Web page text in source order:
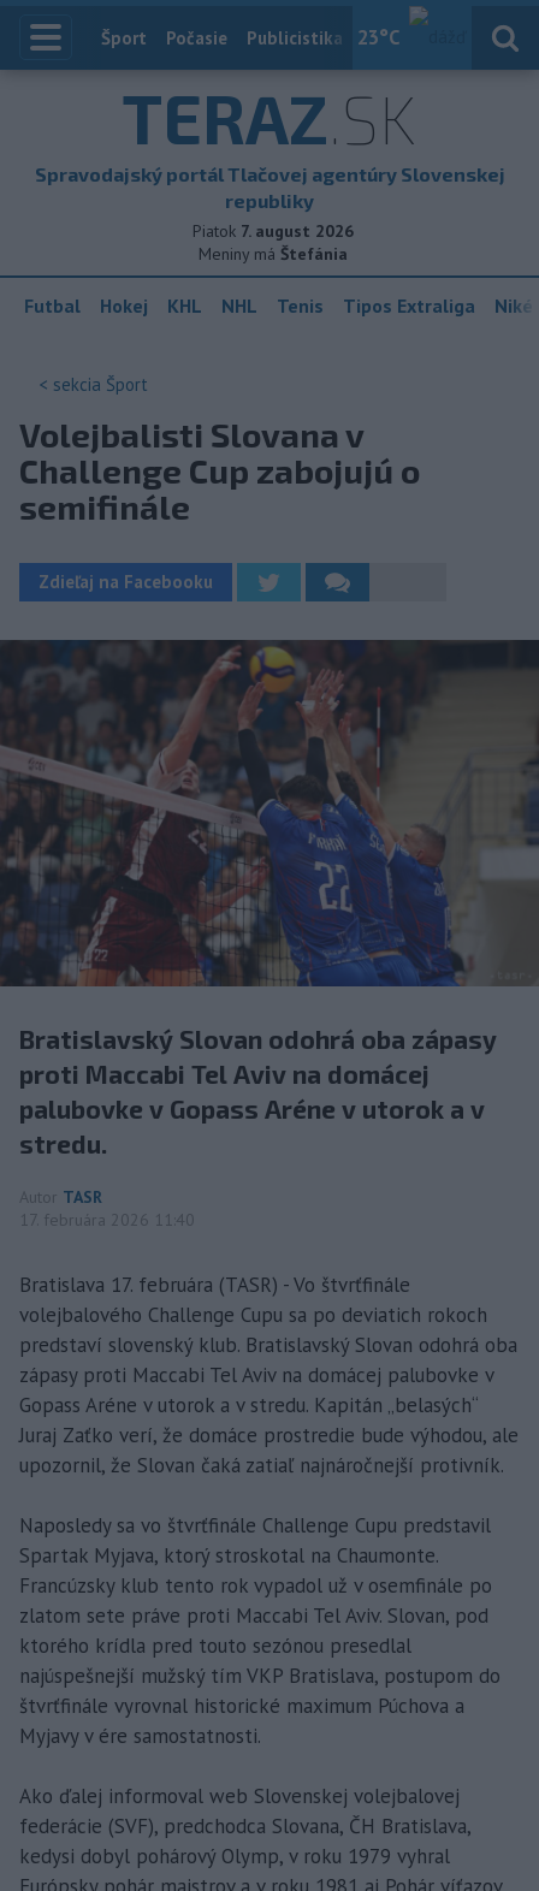
23°C
Index
Šport Počasie Publicistika Slovensko
TERAZ.SK
Spravodajský portál Tlačovej agentúry Slovenskej
republiky
Piatok 7. august 2026
Meniny má Štefánia
Futbal Hokej KHL NHL Tenis Tipos Extraliga
< sekcia Šport
Volejbalisti Slovana v
Challenge Cup zabojujú o
semifinále
Zdieľaj na Facebooku
Bratislavský Slovan odohrá oba zápasy
proti Maccabi Tel Aviv na domácej
palubovke v Gopass Aréne v utorok a v
stredu.
Autor TASR
17. februára 2026 11:40
Bratislava 17. februára (TASR) - Vo štvrťfinále
volejbalového Challenge Cupu sa po deviatich rokoch
predstaví slovenský klub. Bratislavský Slovan odohrá oba
zápasy proti Maccabi Tel Aviv na domácej palubovke v
Gopass Aréne v utorok a v stredu. Kapitán „belasých“
Juraj Zaťko verí, že domáce prostredie bude výhodou, ale
upozornil, že Slovan čaká zatiaľ najnáročnejší protivník.
Naposledy sa vo štvrťfinále Challenge Cupu predstavil
Spartak Myjava, ktorý stroskotal na Chaumonte.
Francúzsky klub tento rok vypadol už v osemfinále po
zlatom sete práve proti Maccabi Tel Aviv. Slovan, pod
ktorého krídla pred touto sezónou presedlal
najúspešnejší mužský tím VKP Bratislava, postupom do
štvrťfinále vyrovnal historické maximum Púchova a
Myjavy v ére samostatnosti.
Ako ďalej informoval web Slovenskej volejbalovej
federácie (SVF), predchodca Slovana, ČH Bratislava,
kedysi dobyl pohárový Olymp, v roku 1979 vyhral